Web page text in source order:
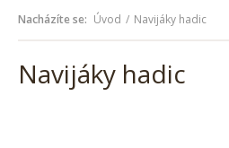
Nacházíte se: Úvod Navijáky hadic
Navijáky hadic